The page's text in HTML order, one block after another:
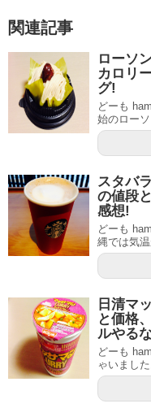
関連記事
ローソ
カロリ
グ!
どーも
始のローソ
スタバ
の値段
感想!
どーも
縄では気
日清マ
と価格
ルやる
どーも
ゃいまし